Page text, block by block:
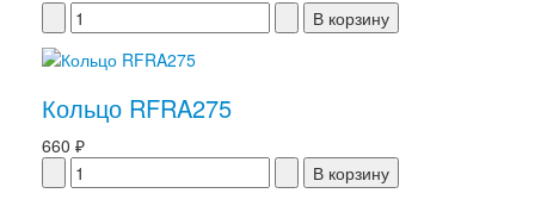
Кольцо RFRA275
660 ₽